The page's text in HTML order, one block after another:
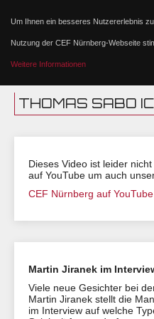
Um Ihnen ein besseres Nutzererlebnis
Nutzung der CEF Nürnberg-Webseite
Weitere Informationen
THOMAS SABO
Dieses Video ist leider
auf YouTube um auch
CEF Nürnberg auf YouTube
Martin Jiranek im
Viele neue Gesichter bei
Martin Jiranek stellt die
im Interview auf welche